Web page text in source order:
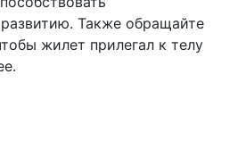
Также обращайте
жилет прилегал к телу